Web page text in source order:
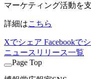
マーケティング活動を
詳細はこちら
Xでシェア Facebookで
ニュースリリース一覧
Page Top